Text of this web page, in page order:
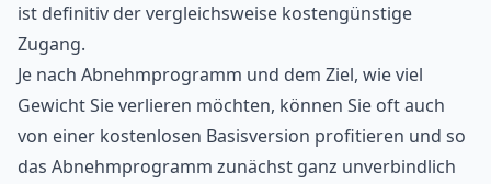
ist definitiv der vergleichsweise kostengünstige
Zugang.
Je nach Abnehmprogramm und dem Ziel, wie viel
Gewicht Sie verlieren möchten, können Sie oft auch
von einer kostenlosen Basisversion profitieren und so
das Abnehmprogramm zunächst ganz unverbindlich